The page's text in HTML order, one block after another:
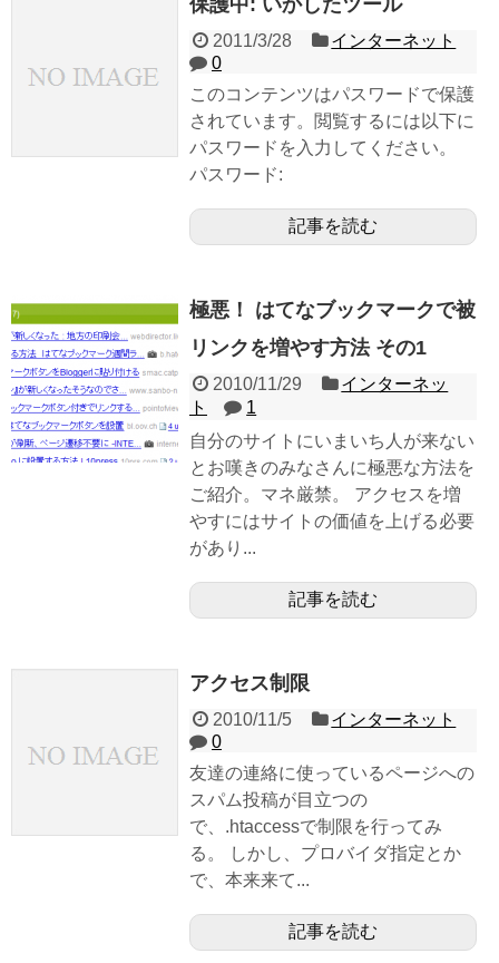
保護中: いかしたツール
2011/3/28
インターネット
0
このコンテンツはパスワードで保護
されています。閲覧するには以下に
パスワードを入力してください。
パスワード:
記事を読む
極悪！ はてなブックマークで被
リンクを増やす方法 その1
2010/11/29
インターネッ
ト
1
自分のサイトにいまいち人が来ない
とお嘆きのみなさんに極悪な方法を
ご紹介。マネ厳禁。 アクセスを増
やすにはサイトの価値を上げる必要
があり...
記事を読む
アクセス制限
2010/11/5
インターネット
0
友達の連絡に使っているページへの
スパム投稿が目立つの
で、.htaccessで制限を行ってみ
る。 しかし、プロバイダ指定とか
で、本来来て...
記事を読む